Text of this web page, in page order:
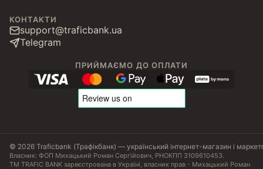
КОНТАКТИ
support@traficbank.ua
Telegram
ПРИЙМАЄМО ДО ОПЛАТИ
© 2026 Traficbank (Трафікбанк) — український інтернет-магазин і
Власник: ФОП Михацький Роман Сергійович, РНОКПП 3109610453.
ТМ TRAFIC BANK зареєстрована в Україні, власник прав - Михацький Роман